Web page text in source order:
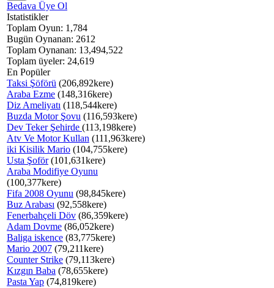
Bedava Üye Ol
Istatistikler
Toplam Oyun: 1,784
Bugün Oynanan: 2612
Toplam Oynanan: 13,494,522
Toplam üyeler: 24,619
En Popüler
Taksi Şöförü (206,892kere)
Araba Ezme (148,316kere)
Diz Ameliyatı (118,544kere)
Buzda Motor Şovu (116,593kere)
Dev Teker Şehirde (113,198kere)
Atv Ve Motor Kullan (111,963kere)
iki Kisilik Mario (104,755kere)
Usta Şoför(101,631kere)
Araba Modifiye Oyunu
(100,377kere)
Fifa 2008 Oyunu (98,845kere)
Buz Arabası (92,558kere)
Fenerbahçeli Döv (86,359kere)
Adam Dovme (86,052kere)
Baliga iskence (83,775kere)
Mario 2007 (79,211kere)
Counter Strike (79,113kere)
Kızgın Baba (78,655kere)
Pasta Yap (74,819kere)